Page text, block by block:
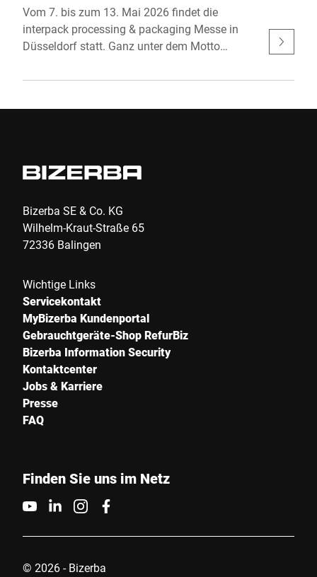
Vom 7. bis zum 13. Mai 2026 findet die
interpack processing & packaging Messe in
Düsseldorf statt. Ganz unter dem Motto
End-of-Line-Prozesse sowie integrative
Fachpublikum vor. Zu finden ist BIZERBA in
Bizerba SE & Co. KG
Wilhelm-Kraut-Straße 65
72336 Balingen
Wichtige Links
Servicekontakt
MyBizerba Kundenportal
Gebrauchtgeräte-Shop RefurBiz
Bizerba Information Security
Kontaktcenter
Jobs & Karriere
Presse
FAQ
Finden Sie uns im Netz
© 2026 - Bizerba